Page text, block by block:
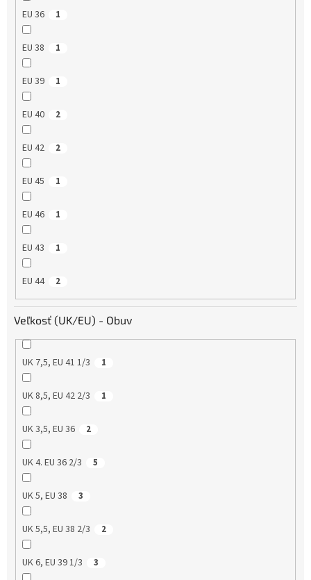
EU 36 1
EU 38 1
EU 39 1
EU 40 2
EU 42 2
EU 45 1
EU 46 1
EU 43 1
EU 44 2
Veľkosť (UK/EU) - Obuv
UK 7,5, EU 41 1/3 1
UK 8,5, EU 42 2/3 1
UK 3,5, EU 36 2
UK 4. EU 36 2/3 5
UK 5, EU 38 3
UK 5,5, EU 38 2/3 2
UK 6, EU 39 1/3 3